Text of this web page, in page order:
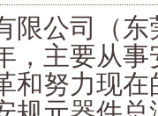
限公司（
，主要从
和努力现